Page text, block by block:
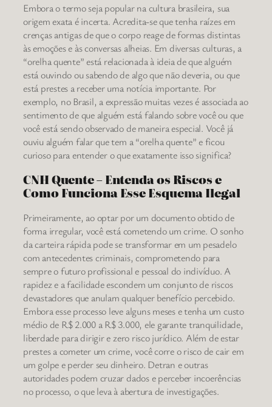
Embora o termo seja popular na cultura brasileira, sua
origem exata é incerta. Acredita-se que tenha raízes em
crenças antigas de que o corpo reage de formas distintas
às emoções e às conversas alheias. Em diversas culturas, a
“orelha quente” está relacionada à ideia de que alguém
está ouvindo ou sabendo de algo que não deveria, ou que
está prestes a receber uma notícia importante. Por
exemplo, no Brasil, a expressão muitas vezes é associada ao
sentimento de que alguém está falando sobre você ou que
você está sendo observado de maneira especial. Você já
ouviu alguém falar que tem a “orelha quente” e ficou
curioso para entender o que exatamente isso significa?
CNH Quente – Entenda os Riscos e
Como Funciona Esse Esquema Ilegal
Primeiramente, ao optar por um documento obtido de
forma irregular, você está cometendo um crime. O sonho
da carteira rápida pode se transformar em um pesadelo
com antecedentes criminais, comprometendo para
sempre o futuro profissional e pessoal do indivíduo. A
rapidez e a facilidade escondem um conjunto de riscos
devastadores que anulam qualquer benefício percebido.
Embora esse processo leve alguns meses e tenha um custo
médio de R$ 2.000 a R$ 3.000, ele garante tranquilidade,
liberdade para dirigir e zero risco jurídico. Além de estar
prestes a cometer um crime, você corre o risco de cair em
um golpe e perder seu dinheiro. Detran e outras
autoridades podem cruzar dados e perceber incoerências
no processo, o que leva à abertura de investigações.